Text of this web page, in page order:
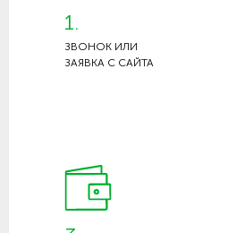
1.
ЗВОНОК ИЛИ
ЗАЯВКА С САЙТА